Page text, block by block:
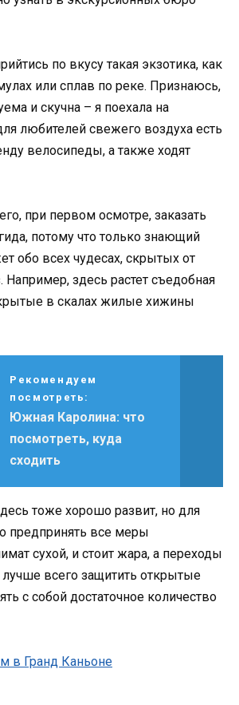
по вкусу такая экзотика, как
или сплав по реке. Признаюсь,
и скучна – я поехала на
любителей свежего воздуха есть
велосипеды, а также ходят
при первом осмотре, заказать
потому что только знающий
обо всех чудесах, скрытых от
Например, здесь растет съедобная
в скалах жилые хижины
Рекомендуем
посмотреть:
Южная Каролина: что
посмотреть, куда
сходить
тоже хорошо развит, но для
предпринять все меры
сухой, и стоит жара, а переходы
всего защитить открытые
с собой достаточное количество